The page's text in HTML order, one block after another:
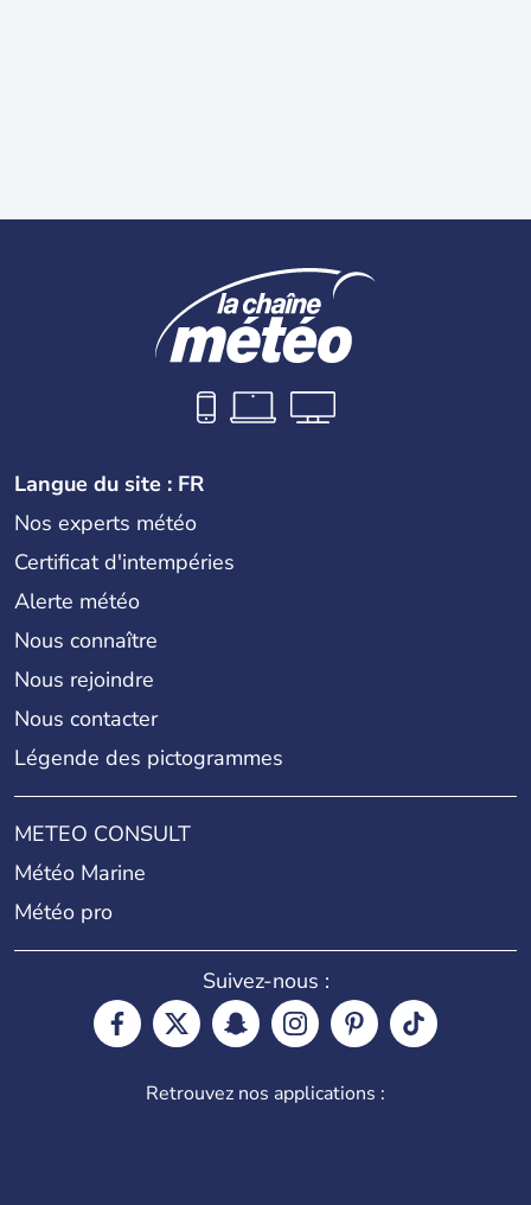
Langue du site : FR
Nos experts météo
Certificat d'intempéries
Alerte météo
Nous connaître
Nous rejoindre
Nous contacter
Légende des pictogrammes
METEO CONSULT
Météo Marine
Météo pro
Suivez-nous :
Retrouvez nos applications :